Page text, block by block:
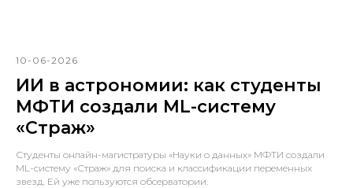
10-06-2026
ИИ в астрономии: как студенты
МФТИ создали ML-систему
«Страж»
Студенты онлайн-магистратуры «Науки о данных» МФТИ создали
ML-систему «Страж» для поиска и классификации переменных
звезд. Ей уже пользуются обсерватории.